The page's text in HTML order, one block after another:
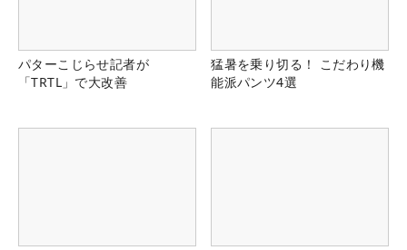
パターこじらせ記者が
「TRTL」で大改善
猛暑を乗り切る！ こだわり機
能派パンツ4選